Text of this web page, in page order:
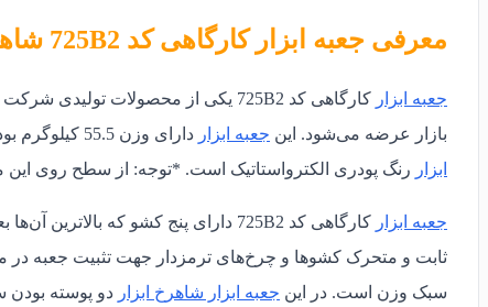
معرفی جعبه ابزار کارگاهی کد 725B2 شاهرخ ابزار
جعبه ابزار کارگاهی کد 725B2 یکی از محصولات تولیدی شرکت
بازار عرضه می‌شود. این جعبه ابزار دارای وزن 55.5 کیلوگرم بوده و قابلیت تحمل بار هر کشو 30 کیلوگرم است. پوشش سطح این
ابزار رنگ پودری الکترواستاتیک است. *توجه: از سطح روی این
جعبه ابزار کارگاهی کد 725B2 دارای پنج کشو که بالاترین آن‌ها بعنوان قفل مرکزی کشوها عمل می‌کند. این
سبک وزن است. در این جعبه ابزار شاهرخ ابزار دو پوسته